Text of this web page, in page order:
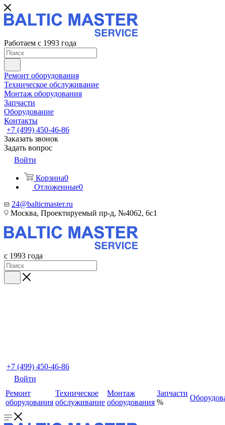
Работаем с 1993 года
Ремонт оборудования
Техническое обслуживание
Монтаж оборудования
Запчасти
Оборудование
Контакты
+7 (499) 450-46-86
Заказать звонок
Задать вопрос
Войти
Корзина0
Отложенные0
24@balticmaster.ru
Москва, Проектируемый пр-д, №4062, 6с1
с 1993 года
+7 (499) 450-46-86
Войти
Ремонт
оборудования
Техническое
обслуживание
Монтаж
оборудования
Запчасти
%